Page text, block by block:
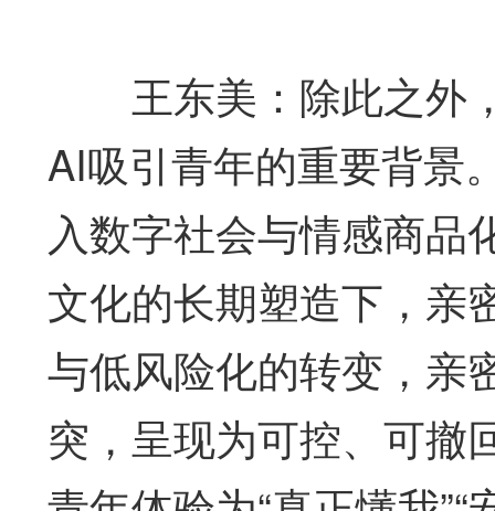
王东美：除此之外
AI吸引青年的重要背景
入数字社会与情感商品
文化的长期塑造下，亲
与低风险化的转变，亲
突，呈现为可控、可撤